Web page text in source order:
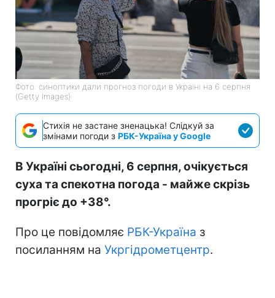
Фото: синоптики дали прогноз погоди в Україні на 6 серпня
(Getty Images)
Стихія не застане зненацька! Слідкуй за
змінами погоди з РБК-Україна у Google
В Україні сьогодні, 6 серпня, очікується
суха та спекотна погода - майже скрізь
прогріє до +38°.
Про це повідомляє РБК-Україна з
посиланням на Укргідрометцентр.